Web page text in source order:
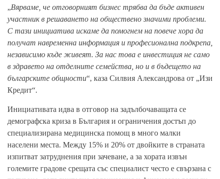
„Вярваме, че отговорният бизнес трябва да бъде активен
участник в решаването на обществено значими проблеми.
С тази инициатива искаме да помогнем на повече хора да
получат навременна информация и професионална подкрепа,
независимо къде живеят. За нас това е инвестиция не само
в здравето на отделните семейства, но и в бъдещето на
българските общности“, каза Силвия Александрова от „Изи
Кредит“.
Инициативата идва в отговор на задълбочаващата се
демографска криза в България и ограничения достъп до
специализирана медицинска помощ в много малки
населени места. Между 15% и 20% от двойките в страната
изпитват затруднения при зачеване, а за хората извън
големите градове срещата със специалист често е свързана с